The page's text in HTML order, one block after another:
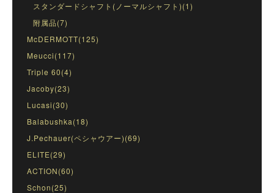
スタンダードシャフト(ノーマルシャフト)(1)
附属品(7)
McDERMOTT(125)
Meucci(117)
Triple 60(4)
Jacoby(23)
Lucasi(30)
Balabushka(18)
J.Pechauer(ペシャウアー)(69)
ELITE(29)
ACTION(60)
Schon(25)